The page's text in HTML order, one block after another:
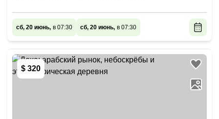
сб, 20 июнь, в 07:30 сб, 20 июнь, в 07:30
$ 320